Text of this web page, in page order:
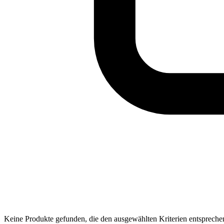
Keine Produkte gefunden, die den ausgewählten Kriterien